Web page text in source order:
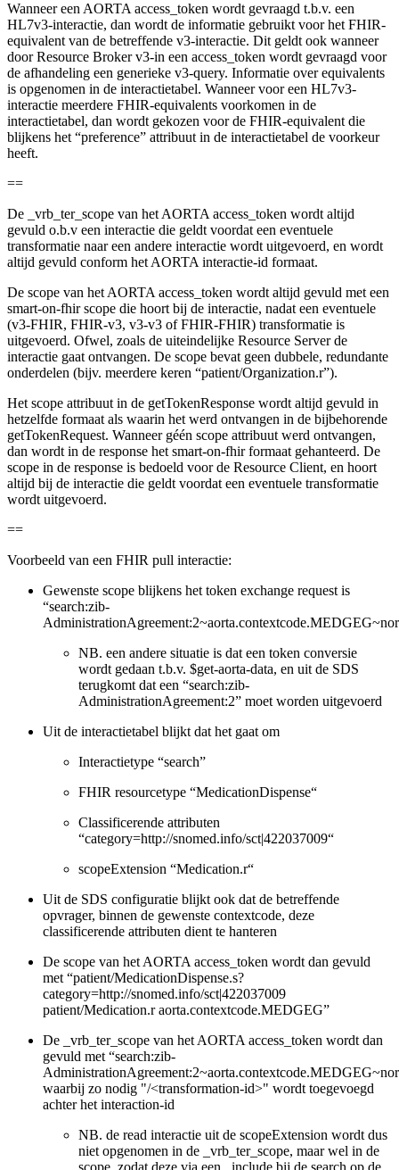
Wanneer een AORTA access_token wordt gevraagd t.b.v. een
HL7v3-interactie, dan wordt de informatie gebruikt voor het FHIR-
equivalent van de betreffende v3-interactie. Dit geldt ook wanneer
door Resource Broker v3-in een access_token wordt gevraagd voor
de afhandeling een generieke v3-query. Informatie over equivalents
is opgenomen in de interactietabel. Wanneer voor een HL7v3-
interactie meerdere FHIR-equivalents voorkomen in de
interactietabel, dan wordt gekozen voor de FHIR-equivalent die
blijkens het “preference” attribuut in de interactietabel de voorkeur
heeft.
==
De _vrb_ter_scope van het AORTA access_token wordt altijd
gevuld o.b.v een interactie die geldt voordat een eventuele
transformatie naar een andere interactie wordt uitgevoerd, en wordt
altijd gevuld conform het AORTA interactie-id formaat.
De scope van het AORTA access_token wordt altijd gevuld met een
smart-on-fhir scope die hoort bij de interactie, nadat een eventuele
(v3-FHIR, FHIR-v3, v3-v3 of FHIR-FHIR) transformatie is
uitgevoerd. Ofwel, zoals de uiteindelijke Resource Server de
interactie gaat ontvangen. De scope bevat geen dubbele, redundante
onderdelen (bijv. meerdere keren “patient/Organization.r”).
Het scope attribuut in de getTokenResponse wordt altijd gevuld in
hetzelfde formaat als waarin het werd ontvangen in de bijbehorende
getTokenRequest. Wanneer géén scope attribuut werd ontvangen,
dan wordt in de response het smart-on-fhir formaat gehanteerd. De
scope in de response is bedoeld voor de Resource Client, en hoort
altijd bij de interactie die geldt voordat een eventuele transformatie
wordt uitgevoerd.
==
Voorbeeld van een FHIR pull interactie:
Gewenste scope blijkens het token exchange request is
“search:zib-
NB. een andere situatie is dat een token conversie
wordt gedaan t.b.v. $get-aorta-data, en uit de SDS
terugkomt dat een “search:zib-
AdministrationAgreement:2” moet worden uitgevoerd
Uit de interactietabel blijkt dat het gaat om
Interactietype “search”
FHIR resourcetype “MedicationDispense“
Classificerende attributen
“category=http://snomed.info/sct|422037009“
scopeExtension “Medication.r“
Uit de SDS configuratie blijkt ook dat de betreffende
opvrager, binnen de gewenste contextcode, deze
classificerende attributen dient te hanteren
De scope van het AORTA access_token wordt dan gevuld
met “patient/MedicationDispense.s?
category=http://snomed.info/sct|422037009
patient/Medication.r aorta.contextcode.MEDGEG”
De _vrb_ter_scope van het AORTA access_token wordt dan
gevuld met “search:zib-
waarbij zo nodig "/<transformation-id>" wordt toegevoegd
achter het interaction-id
NB. de read interactie uit de scopeExtension wordt dus
niet opgenomen in de _vrb_ter_scope, maar wel in de